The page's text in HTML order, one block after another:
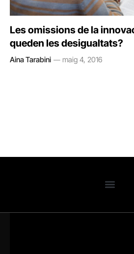
Les omissions de la
queden les desigualtats?
Aina Tarabini maig 4, 2016